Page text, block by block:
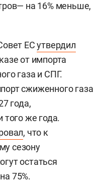
на 16% меньше,
ЕСутвердил
от импорта
газа и СПГ.
сжиженного газа
года,
того же года.
, что к
сезону
остаться
75%.